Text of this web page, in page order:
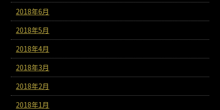
2018年6月
2018年5月
2018年4月
2018年3月
2018年2月
2018年1月